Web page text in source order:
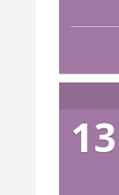
13